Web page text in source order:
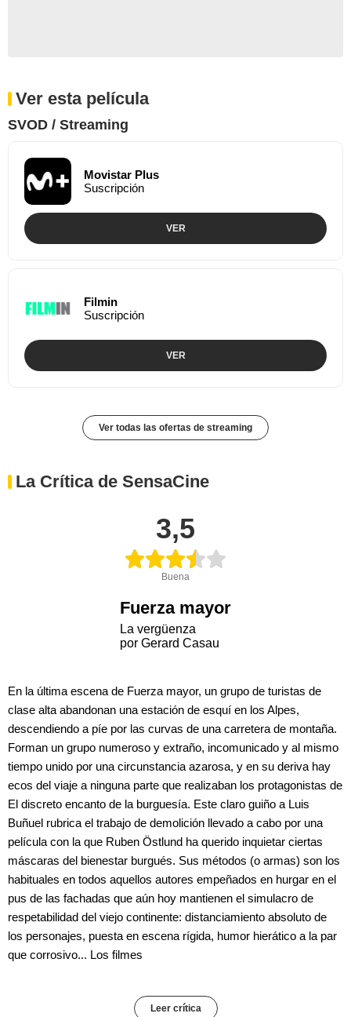
Ver esta película
SVOD / Streaming
Movistar Plus
Suscripción
VER
Filmin
Suscripción
VER
Ver todas las ofertas de streaming
La Crítica de SensaCine
3,5
Buena
Fuerza mayor
La vergüenza
por Gerard Casau
En la última escena de Fuerza mayor, un grupo de turistas de
clase alta abandonan una estación de esquí en los Alpes,
descendiendo a píe por las curvas de una carretera de montaña.
Forman un grupo numeroso y extraño, incomunicado y al mismo
tiempo unido por una circunstancia azarosa, y en su deriva hay
ecos del viaje a ninguna parte que realizaban los protagonistas de
El discreto encanto de la burguesía. Este claro guiño a Luis
Buñuel rubrica el trabajo de demolición llevado a cabo por una
película con la que Ruben Östlund ha querido inquietar ciertas
máscaras del bienestar burgués. Sus métodos (o armas) son los
habituales en todos aquellos autores empeñados en hurgar en el
pus de las fachadas que aún hoy mantienen el simulacro de
respetabilidad del viejo continente: distanciamiento absoluto de
los personajes, puesta en escena rígida, humor hierático a la par
que corrosivo... Los filmes
Leer crítica